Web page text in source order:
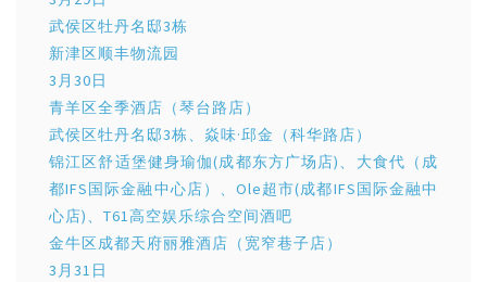
武侯区牡丹名邸3栋
新津区顺丰物流园
3月30日
青羊区全季酒店（琴台路店）
武侯区牡丹名邸3栋、焱味·邱金（科华路店）
锦江区舒适堡健身瑜伽(成都东方广场店)、大食代（成
都IFS国际金融中心店）、Ole超市(成都IFS国际金融中
心店)、T61高空娱乐综合空间酒吧
金牛区成都天府丽雅酒店（宽窄巷子店）
3月31日